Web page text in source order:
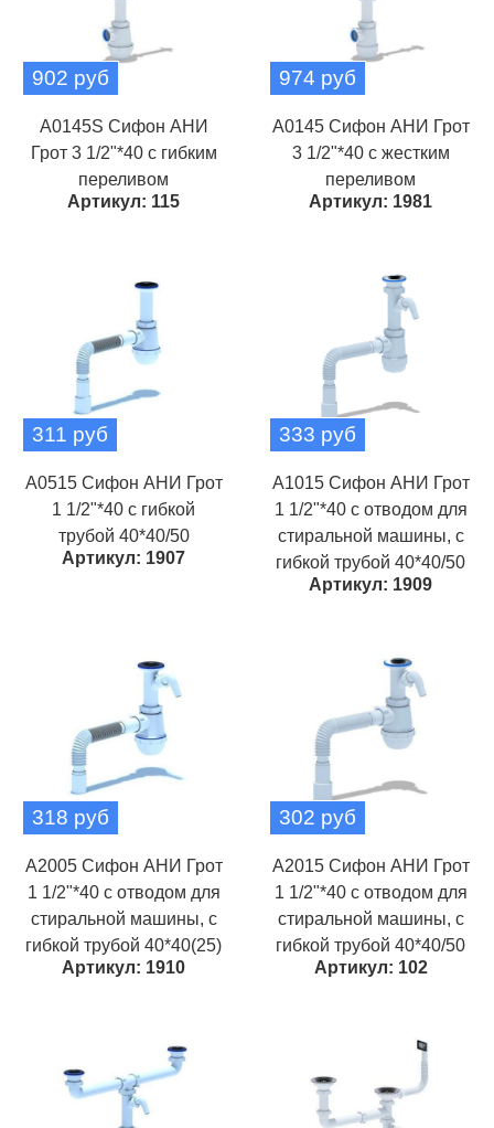
902 руб
A0145S Сифон АНИ
Грот 3 1/2"*40 с гибким
переливом
Артикул: 115
974 руб
A0145 Сифон АНИ Грот
3 1/2"*40 с жестким
переливом
Артикул: 1981
311 руб
A0515 Сифон АНИ Грот
1 1/2"*40 с гибкой
трубой 40*40/50
Артикул: 1907
333 руб
A1015 Сифон АНИ Грот
1 1/2"*40 с отводом для
стиральной машины, с
гибкой трубой 40*40/50
Артикул: 1909
318 руб
A2005 Сифон АНИ Грот
1 1/2"*40 с отводом для
стиральной машины, с
гибкой трубой 40*40(25)
Артикул: 1910
302 руб
A2015 Сифон АНИ Грот
1 1/2"*40 с отводом для
стиральной машины, с
гибкой трубой 40*40/50
Артикул: 102